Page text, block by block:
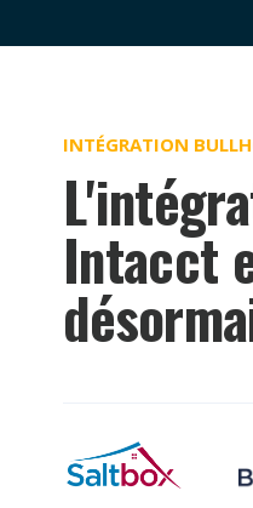
INTÉGRATION
Intacct